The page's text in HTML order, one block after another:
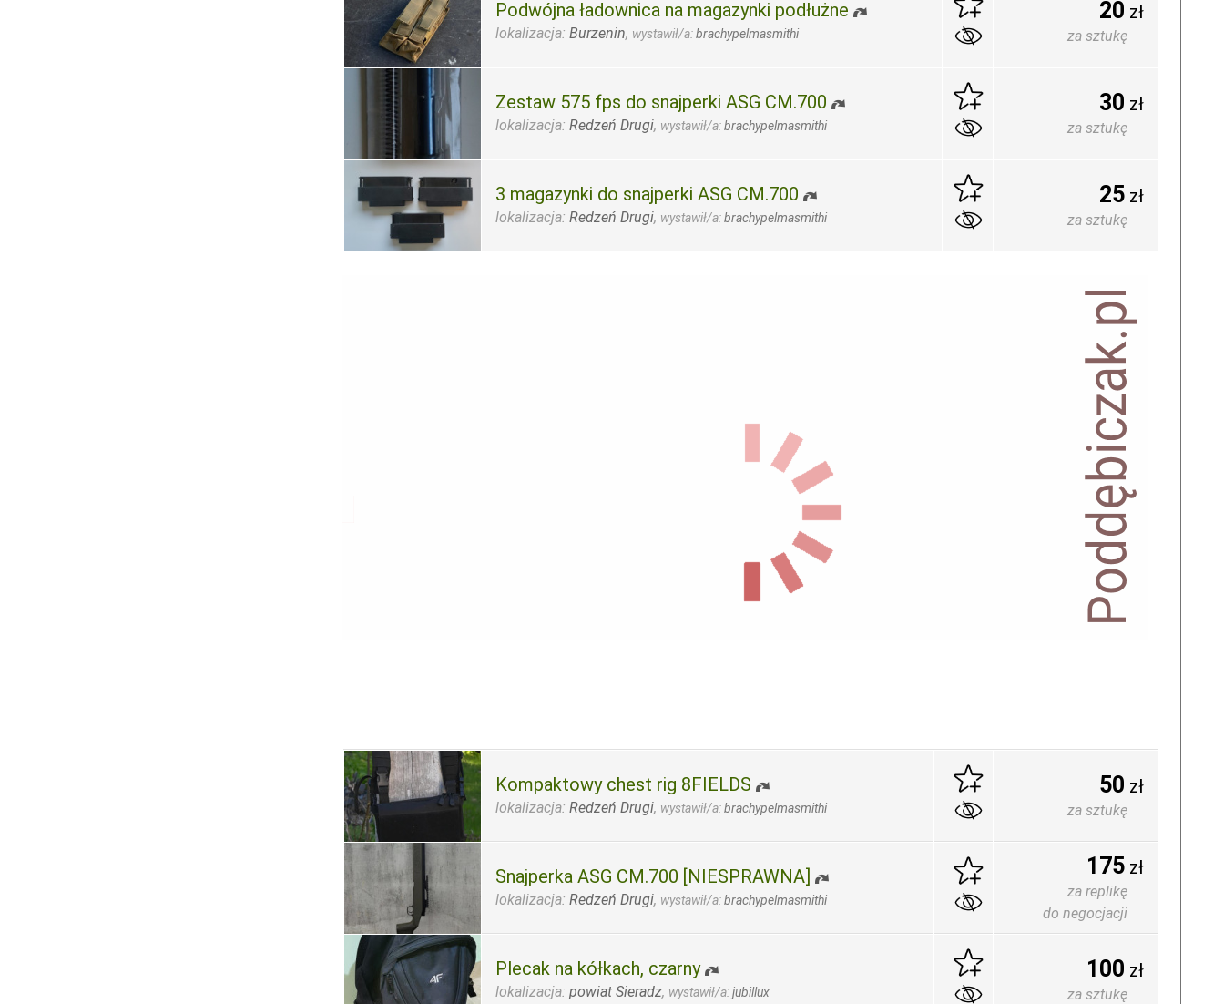
Podwójna ładownica na magazynki podłużne
lokalizacja: Burzenin, wystawił/a:brachypelmasmithi
20 zł
za sztukę
Zestaw 575 fps do snajperki ASG CM.700
lokalizacja: Redzeń Drugi, wystawił/a:brachypelmasmithi
30 zł
za sztukę
3 magazynki do snajperki ASG CM.700
lokalizacja: Redzeń Drugi, wystawił/a:brachypelmasmithi
25 zł
za sztukę
Kompaktowy chest rig 8FIELDS
lokalizacja: Redzeń Drugi, wystawił/a:brachypelmasmithi
50 zł
za sztukę
Snajperka ASG CM.700 [NIESPRAWNA]
lokalizacja: Redzeń Drugi, wystawił/a:brachypelmasmithi
175 zł
za replikę
do negocjacji
Plecak na kółkach, czarny
lokalizacja: powiat Sieradz, wystawił/a:jubillux
100 zł
za sztukę